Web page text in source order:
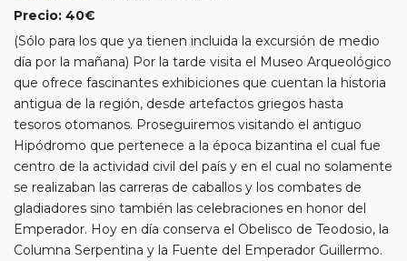
regresarán por su cuenta, ya que debido al tráfico no es
posible llevar a cada uno a su respectivo hotel.
- Consultar qué visitas opcionales se pueden realizar en
Estambul en el día libre.
Precio: 40€
(Sólo para los que ya tienen incluida la excursión de medio
día por la mañana) Por la tarde visita el Museo Arqueológico
que ofrece fascinantes exhibiciones que cuentan la historia
antigua de la región, desde artefactos griegos hasta
tesoros otomanos. Proseguiremos visitando el antiguo
Hipódromo que pertenece a la época bizantina el cual fue
centro de la actividad civil del país y en el cual no solamente
se realizaban las carreras de caballos y los combates de
gladiadores sino también las celebraciones en honor del
Emperador. Hoy en día conserva el Obelisco de Teodosio, la
Columna Serpentina y la Fuente del Emperador Guillermo.